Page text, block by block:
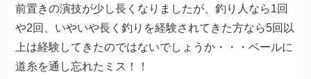
前置きの演技が少し長くなりましたが、釣り人なら1回
や2回、いやいや長く釣りを経験されてきた方なら5回以
上は経験してきたのではないでしょうか・・・ベールに
道糸を通し忘れたミス！！